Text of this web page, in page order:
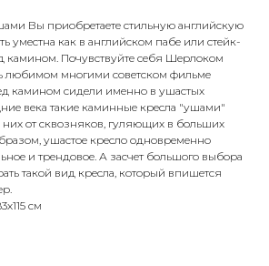
Вы приобретаете стильную английскую
уместна как в английском пабе или стейк-
камином. Почувствуйте себя Шерлоком
любимом многими советском фильме
камином сидели именно в ушастых
века такие каминные кресла "ушами"
от сквозняков, гуляющих в больших
ушастое кресло одновременно
и трендовое. А засчет большого выбора
такой вид кресла, который впишется
см